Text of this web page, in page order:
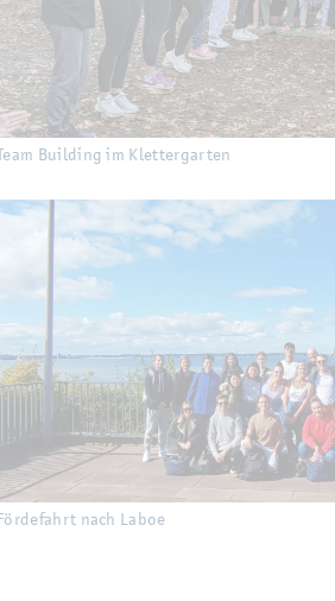
Buil­ding im Klet­ter­gar­ten
nach Laboe